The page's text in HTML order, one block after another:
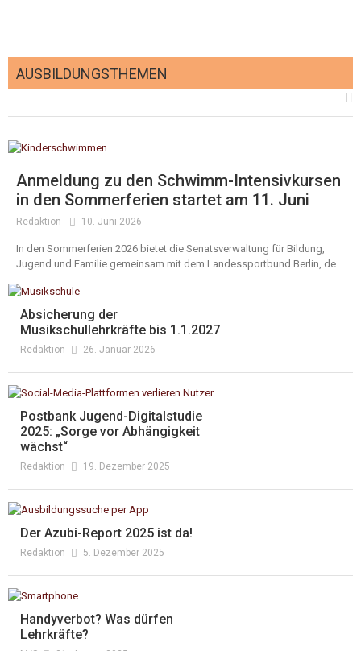
AUSBILDUNGSTHEMEN
Anmeldung zu den Schwimm-Intensivkursen
in den Sommerferien startet am 11. Juni
Redaktion 10. Juni 2026
In den Sommerferien 2026 bietet die Senatsverwaltung für Bildung,
Jugend und Familie gemeinsam mit dem Landessportbund Berlin, de...
Absicherung der
Musikschullehrkräfte bis 1.1.2027
Redaktion 26. Januar 2026
Postbank Jugend-Digitalstudie
2025: „Sorge vor Abhängigkeit
wächst“
Redaktion 19. Dezember 2025
Der Azubi-Report 2025 ist da!
Redaktion 5. Dezember 2025
Handyverbot? Was dürfen
Lehrkräfte?